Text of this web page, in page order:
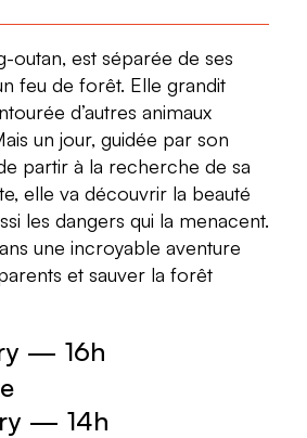
outan, est séparée de ses
feu de forêt. Elle grandit
d’autres animaux
un jour, guidée par son
partir à la recherche de sa
elle va découvrir la beauté
les dangers qui la menacent.
une incroyable aventure
et sauver la forêt
— 16h
— 14h